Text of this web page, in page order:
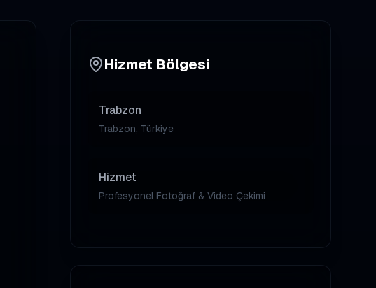
Hizmet Bölgesi
Trabzon
Trabzon, Türkiye
Hizmet
Profesyonel Fotoğraf & Video Çekimi